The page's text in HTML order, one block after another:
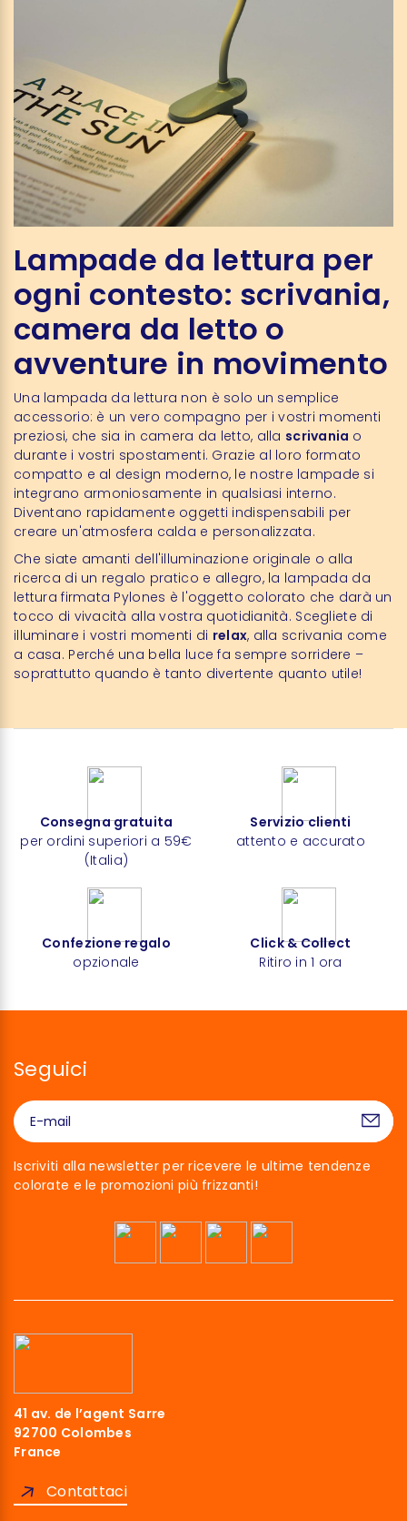
Lampade da lettura per
ogni contesto: scrivania,
camera da letto o
avventure in movimento
Una lampada da lettura non è solo un semplice
accessorio: è un vero compagno per i vostri momenti
preziosi, che sia in camera da letto, alla scrivania o
durante i vostri spostamenti. Grazie al loro formato
compatto e al design moderno, le nostre lampade si
integrano armoniosamente in qualsiasi interno.
Diventano rapidamente oggetti indispensabili per
creare un'atmosfera calda e personalizzata.
Che siate amanti dell'illuminazione originale o alla
ricerca di un regalo pratico e allegro, la lampada da
lettura firmata Pylones è l'oggetto colorato che darà un
tocco di vivacità alla vostra quotidianità. Scegliete di
illuminare i vostri momenti di relax, alla scrivania come
a casa. Perché una bella luce fa sempre sorridere –
soprattutto quando è tanto divertente quanto utile!
Consegna gratuita
per ordini superiori a 59€
(Italia)
Servizio clienti
attento e accurato
Confezione regalo
opzionale
Click & Collect
Ritiro in 1 ora
Seguici
Iscriviti alla newsletter per ricevere le ultime tendenze
colorate e le promozioni più frizzanti!
41 av. de l’agent Sarre
92700 Colombes
France
Contattaci
I Cookies!
Abbiamo aspettato di essere sicuri che questo sito ti interessi
accompagnarti durante la tua visita.
Leggi la nostra politica sulla privacy